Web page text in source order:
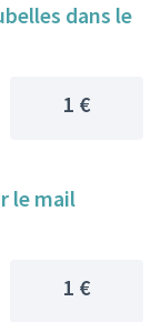
dans le
1 €
le mail
1 €